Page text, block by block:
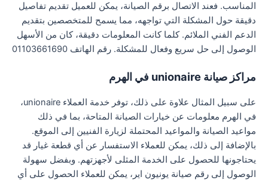
المناسب. فعند الاتصال برقم الصيانة، يمكن للعميل تقديم تفاصيل
دقيقة حول المشكلة التي تواجهه، مما يسمح للمتخصصين بتقديم
الدعم الفني الملائم. كلما كانت المعلومات دقيقة، كان من الأسهل
الوصول إلى حل سريع وفعال للمشكلة. رقم الهاتف 01103661690
مراكز صيانة unionaire في الهرم
على سبيل المثال علاوة على ذلك، توفر خدمة العملاء unionaire،
في الهرم معلومات عن خيارات الصيانة المتاحة، بما في ذلك
مواعيد الصيانة والمواعيد المحتملة لزيارة الفنيين إلى الموقع.
بالإضافة إلى ذلك، يمكن للعملاء الاستفسار عن أي قطعة غيار قد
يحتاجونها للحصول على الخدمة المثلى لأجهزتهم. وبفضل سهولة
الوصول إلى رقم صيانة يونيون اير، يمكن للعملاء الحصول على أي